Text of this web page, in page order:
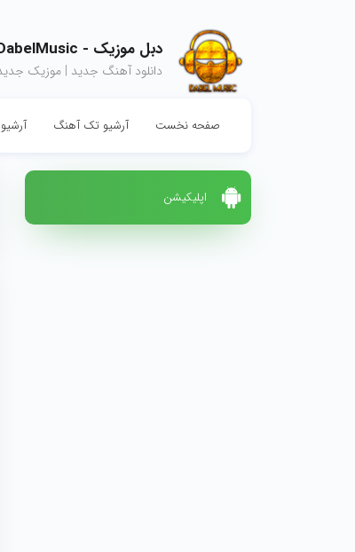
دبل موزیک - DabelMusic
دانلود آهنگ جدید | موزیک
صفحه نخست آرشیو تک آهنگ
اپلیکیشن